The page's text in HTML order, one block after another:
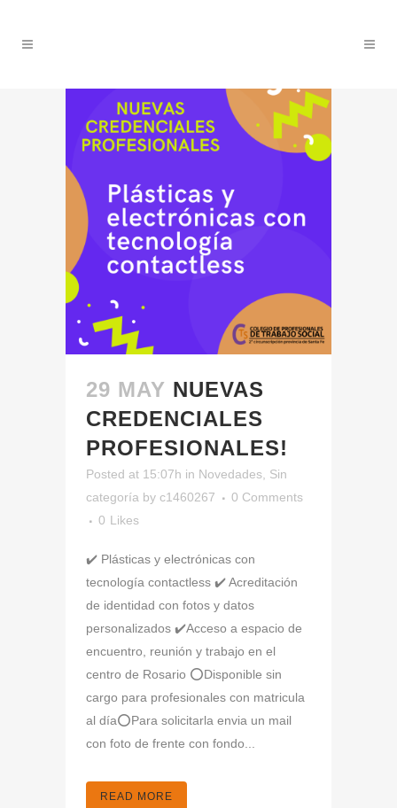
29 MAY NUEVAS
CREDENCIALES
PROFESIONALES!
Posted at 15:07h in Novedades Sin
categoría by c1460267
0 Comments
0 Likes
✔️ Plásticas y electrónicas con
tecnología contactless ✔️ Acreditación
de identidad con fotos y datos
personalizados ✔️Acceso a espacio de
encuentro, reunión y trabajo en el
centro de Rosario ⭕Disponible sin
cargo para profesionales con matricula
al día⭕Para solicitarla envia un mail
con foto de frente con fondo...
READ MORE